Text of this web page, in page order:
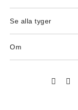
Se alla tyger
Om